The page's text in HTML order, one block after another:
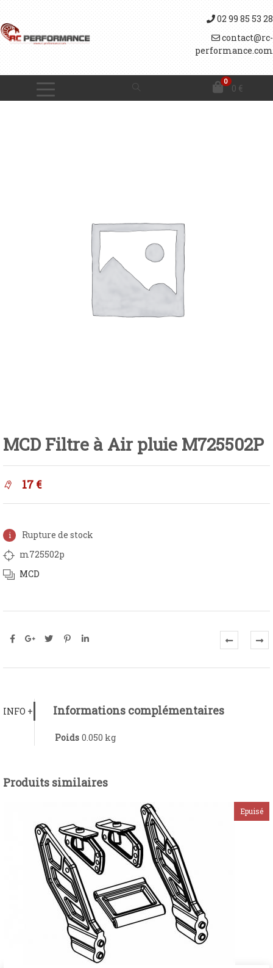
02 99 85 53 28
contact@rc-
performance.com
0
0 €
MCD Filtre à Air pluie M725502P
17 €
Rupture de stock
m725502p
MCD
INFO + Informations complémentaires
Poids 0.050 kg
Produits similaires